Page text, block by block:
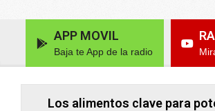
JUANA
FM
Navigation APP MOVIL
Baja te App de la radio
Los alimentos clave para